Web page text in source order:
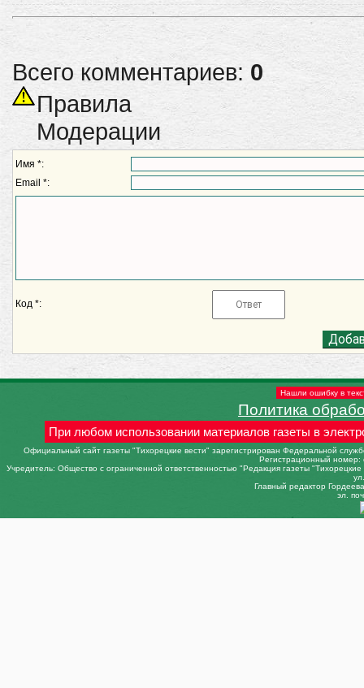
Всего комментариев: 0
Правила
Модерации
Имя *:
Email *:
Код *:
Нашли ошибку в
Политика
При любом использовании материалов газеты в
Официальный сайт газеты "Тихорецкие вести" зарегистрирован Федеральной
Регистрационный
Учредитель: Общество с ограниченной ответственностью "Редакция газеты
Главный редактор
эл.